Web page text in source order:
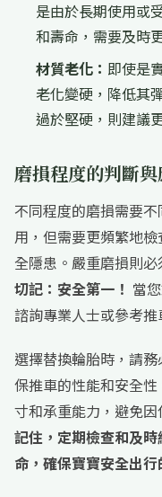
是由於長期使用或
和壽命，需要及時
材質老化： 即使是
老化變硬，降低其
過於堅硬，則建議
磨損程度的判斷
不同程度的磨損需要
用，但需要更頻繁地
全隱患。嚴重磨損則
切記：安全第一！ 當
諮詢專業人士或參考推
選擇替換輪胎時，請
保推車的性能和安全
寸和承重能力，避免
記住，定期檢查和及
命，確保寶寶安全出行